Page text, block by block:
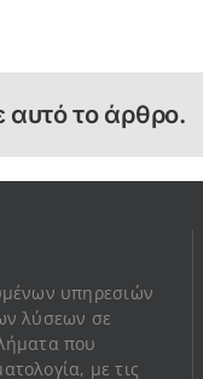
αυτό το άρθρο.
υπηρεσιών
λύσεων σε
που
με τις